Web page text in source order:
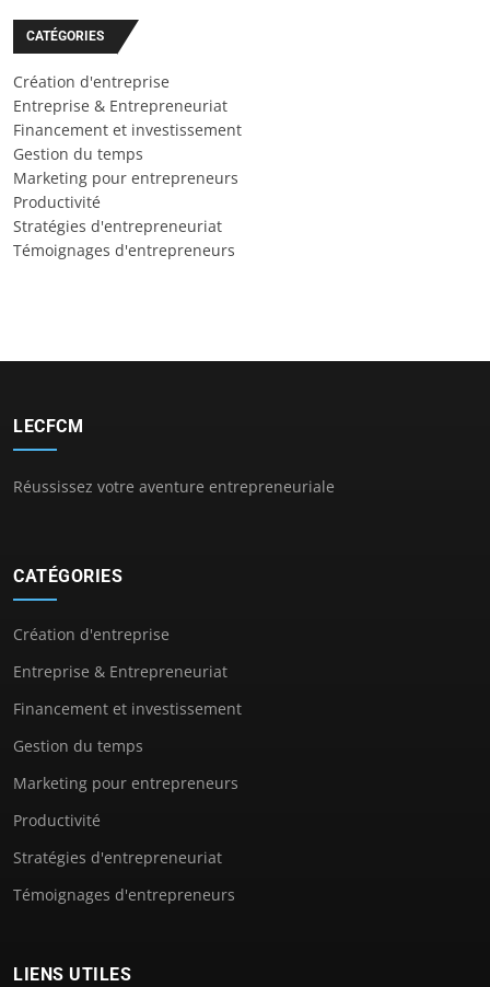
CATÉGORIES
Création d'entreprise
Entreprise & Entrepreneuriat
Financement et investissement
Gestion du temps
Marketing pour entrepreneurs
Productivité
Stratégies d'entrepreneuriat
Témoignages d'entrepreneurs
LECFCM
Réussissez votre aventure entrepreneuriale
CATÉGORIES
Création d'entreprise
Entreprise & Entrepreneuriat
Financement et investissement
Gestion du temps
Marketing pour entrepreneurs
Productivité
Stratégies d'entrepreneuriat
Témoignages d'entrepreneurs
LIENS UTILES